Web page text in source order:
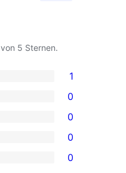
von 5 Sternen.
1
0
0
0
0